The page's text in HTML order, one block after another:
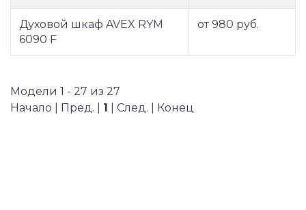
Духовой шкаф AVEX RYM
6090 F
от 980 руб.
Модели 1 - 27 из 27
Начало | Пред. | 1 | След. | Конец